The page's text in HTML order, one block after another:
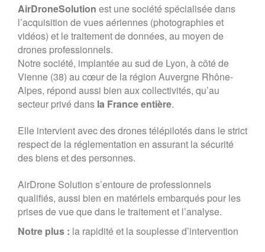
AirDroneSolution est une société spécialisée dans
l’acquisition de vues aériennes (photographies et
vidéos) et le traitement de données, au moyen de
drones professionnels.
Notre société, implantée au sud de Lyon, à côté de
Vienne (38) au cœur de la région Auvergne Rhône-
Alpes, répond aussi bien aux collectivités, qu’au
secteur privé dans la France entière.
Elle intervient avec des drones télépilotés dans le strict
respect de la réglementation en assurant la sécurité
des biens et des personnes.
AirDrone Solution s’entoure de professionnels
qualifiés, aussi bien en matériels embarqués pour les
prises de vue que dans le traitement et l’analyse.
Notre plus : la rapidité et la souplesse d’intervention